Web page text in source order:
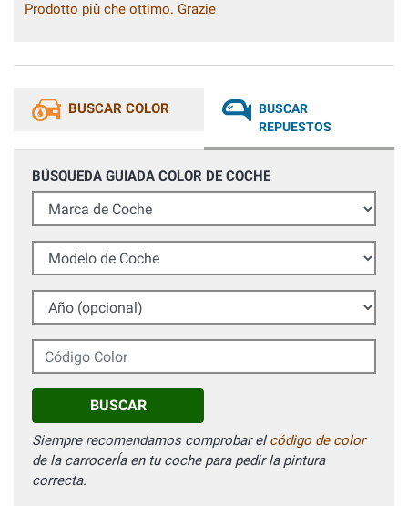
Prodotto più che ottimo. Grazie
BUSCAR COLOR
BUSCAR
REPUESTOS
BÚSQUEDA GUIADA COLOR DE COCHE
Marca de Coche
Modelo de Coche
Año (opcional)
Código Color
BUSCAR
Siempre recomendamos comprobar elcódigo de color
de la carrocerÍa en tu coche para pedir la pintura
correcta.